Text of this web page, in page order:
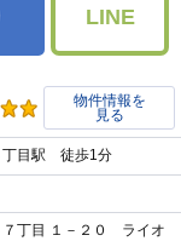
LINE
物件情報を
見る
丁目駅 徒歩1分
７丁目 １－２０ ライオ